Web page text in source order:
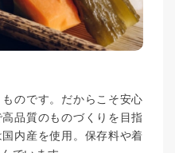
のです。だからこそ安心
品質のものづくりを目指
内産を使用。保存料や着